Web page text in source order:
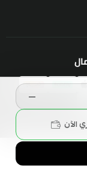
الآن
برنامج الولاء